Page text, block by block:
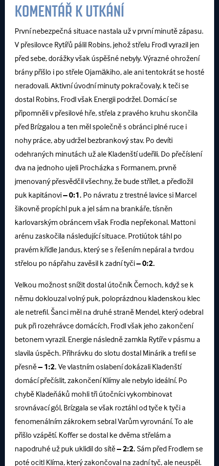
KOMENTÁŘ K UTKÁNÍ
První nebezpečná situace nastala už v první minutě zápasu.
V přesilovce Rytířů pálil Robins, jehož střelu Frodl vyrazil jen
před sebe, dorážky však úspěšné nebyly. Výrazné ohrožení
brány přišlo i po střele Ojamäkiho, ale ani tentokrát se hosté
neradovali. Aktivní úvodní minuty pokračovaly, k teči se
dostal Robins, Frodl však Energii podržel. Domácí se
připomněli v přesilové hře, střela z pravého kruhu skončila
před Brízgalou a ten měl společně s obránci plné ruce i
nohy práce, aby udržel bezbrankový stav. Po devíti
odehraných minutách už ale Kladenští udeřili. Do přečíslení
dva na jednoho ujeli Procházka s Formanem, prvně
jmenovaný přesvědčil všechny, že bude střílet, a předložil
puk kapitánovi– 0:1. Po návratu z trestné lavice si Marcel
šikovně propíchl puk a jel sám na brankáře, tísněn
karlovarským obráncem však Frodla nepřekonal. Mattoni
arénu zaskočila následující situace. Protiútok táhl po
pravém křídle Jandus, který se s řešením nepáral a tvrdou
střelou po nápřahu zavěsil k zadní tyči– 0:2.
Velkou možnost snížit dostal útočník Černoch, když se k
němu doklouzal volný puk, poloprázdnou kladenskou klec
ale netrefil. Šanci měl na druhé straně Mendel, který odebral
puk při rozehrávce domácích, Frodl však jeho zakončení
betonem vyrazil. Energie následně zamkla Rytíře v pásmu a
slavila úspěch. Přihrávku do slotu dostal Minárik a trefil se
přesně– 1:2. Ve vlastním oslabení dokázali Kladenští
domácí přečíslit, zakončení Klímy ale nebylo ideální. Po
chybě Kladeňáků mohli tři útočníci vykombinovat
srovnávací gól, Brízgala se však roztáhl od tyče k tyči a
fenomenálním zákrokem sebral Varům vyrovnání. To ale
přišlo vzápětí. Koffer se dostal ke dvěma střelám a
napodruhé už puk uklidil do sítě– 2:2. Sám před Frodlem se
poté ocitl Klíma, který zakončoval na zadní tyč, ale neuspěl.